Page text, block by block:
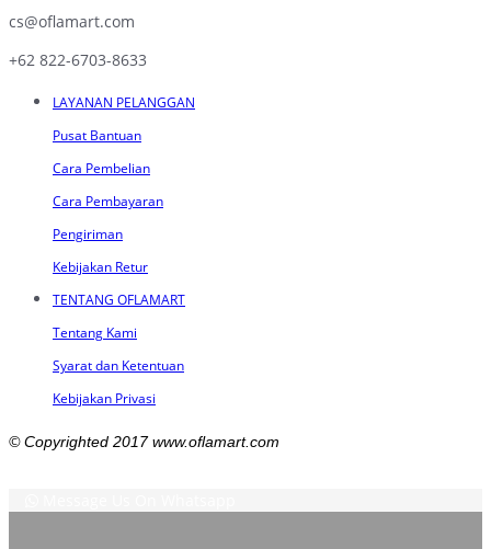
cs@oflamart.com
+62 822-6703-8633
LAYANAN PELANGGAN
Pusat Bantuan
Cara Pembelian
Cara Pembayaran
Pengiriman
Kebijakan Retur
TENTANG OFLAMART
Tentang Kami
Syarat dan Ketentuan
Kebijakan Privasi
© Copyrighted 2017 www.oflamart.com